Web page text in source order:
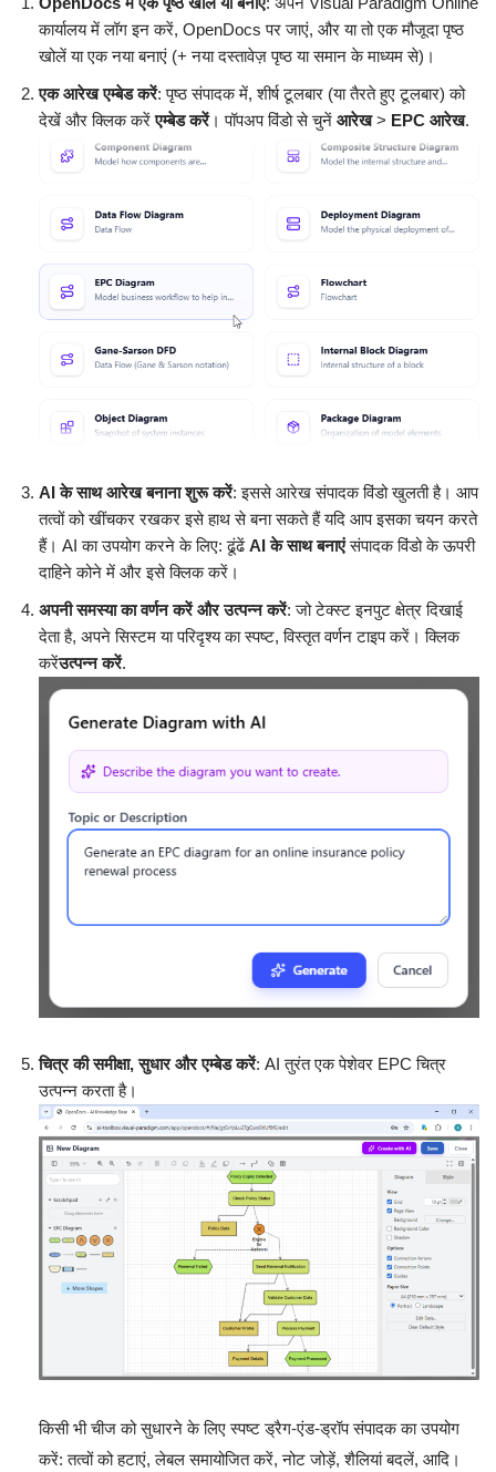
कार्यालय में लॉग इन करें, OpenDocs पर जाएं, और या तो एक मौजूदा पृष्ठ
खोलें या एक नया बनाएं (+ नया दस्तावेज़ पृष्ठ या समान के माध्यम से)।
एक आरेख एम्बेड करें: पृष्ठ संपादक में, शीर्ष टूलबार (या तैरते हुए टूलबार) को
देखें और क्लिक करेंएम्बेड करें। पॉपअप विंडो से चुनें आरेख> EPC आरेख.
AI के साथ आरेख बनाना शुरू करें: इससे आरेख संपादक विंडो खुलती है। आप
तत्वों को खींचकर रखकर इसे हाथ से बना सकते हैं यदि आप इसका चयन करते
हैं। AI का उपयोग करने के लिए: ढूंढेंAI के साथ बनाएंसंपादक विंडो के ऊपरी
दाहिने कोने में और इसे क्लिक करें।
अपनी समस्या का वर्णन करें और उत्पन्न करें: जो टेक्स्ट इनपुट क्षेत्र दिखाई
देता है, अपने सिस्टम या परिदृश्य का स्पष्ट, विस्तृत वर्णन टाइप करें। क्लिक
करेंउत्पन्न करें.
चित्र की समीक्षा, सुधार और एम्बेड करें: AI तुरंत एक पेशेवर EPC चित्र
उत्पन्न करता है।
किसी भी चीज को सुधारने के लिए स्पष्ट ड्रैग-एंड-ड्रॉप संपादक का उपयोग
करें: तत्वों को हटाएं, लेबल समायोजित करें, नोट जोड़ें, शैलियां बदलें, आदि।